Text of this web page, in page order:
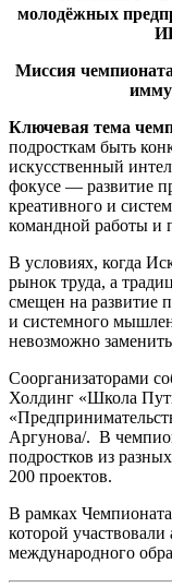
молодёжных
Миссия
Ключевая тема
подросткам быть
искусственный
фокусе — развитие
креативного и
командной работы и
В условиях, когда
рынок труда, а
смещен на развитие
и системного
невозможно
Соорганизаторами
Холдинг «Школа
Аргунова/. В
подростков из
200 проектов.
В рамках
которой
международного